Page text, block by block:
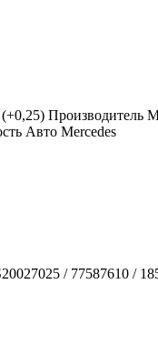
Производитель
Авто Mercedes
/ 77587610 /